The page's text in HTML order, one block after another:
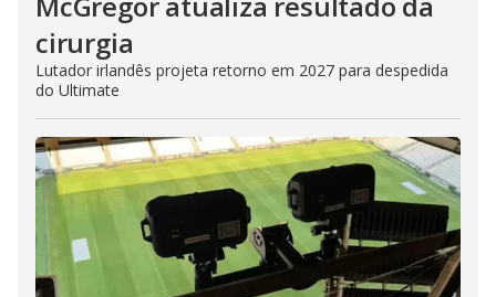
cirurgia
Lutador irlandês projeta retorno em 2027 para despedida
do Ultimate